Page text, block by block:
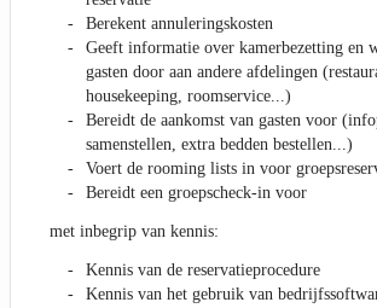
Berekent annuleringskosten
Geeft informatie over kamerbezetting en
gasten door aan andere afdelingen
housekeeping, roomservice...)
Bereidt de aankomst van gasten voor
samenstellen, extra bedden bestellen...)
Voert de rooming lists in voor
Bereidt een groepscheck-in voor
met inbegrip van kennis:
Kennis van de reservatieprocedure
Kennis van het gebruik van